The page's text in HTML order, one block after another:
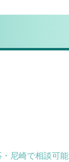
尼崎で相談可能